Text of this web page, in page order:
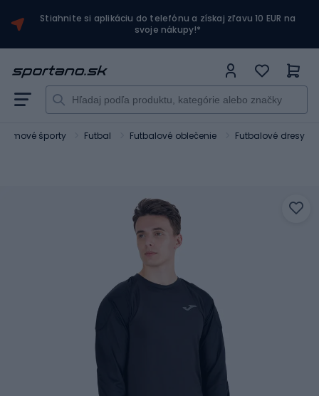
Stiahnite si aplikáciu do telefónu a získaj zľavu 10 EUR na
svoje nákupy!*
Tímové športy Futbal Futbalové oblečenie Futbalové dresy